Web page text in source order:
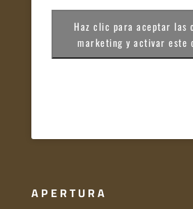
Haz clic para aceptar las
marketing y activar este
APERTURA